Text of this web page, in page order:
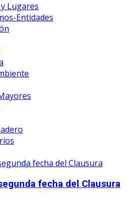
Lugares
Entidades
fecha del Clausura